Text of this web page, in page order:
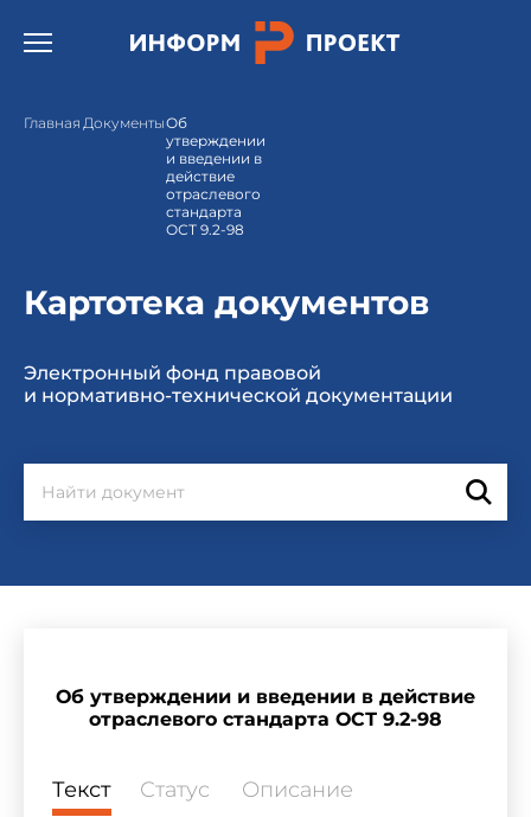
Открыть бургер меню.
Главная ДокументыОб
утверждении
и введении в
действие
отраслевого
стандарта
ОСТ 9.2-98
Картотека документов
Электронный фонд правовой
и нормативно-технической документации
Об утверждении и введении в действие
отраслевого стандарта ОСТ 9.2-98
Текст Статус Описание